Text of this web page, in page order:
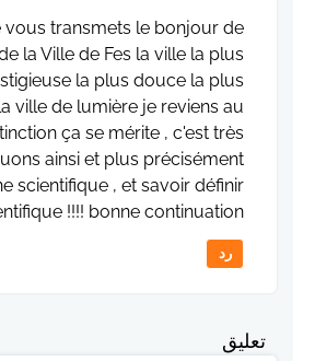
vous transmets le bonjour de
la Ville de Fes la ville la plus
la plus douce la plus
ville de lumière je reviens au
ça se mérite , c'est très
ainsi et plus précisément
scientifique , et savoir définir
!!!! bonne continuation
رد
تعليق